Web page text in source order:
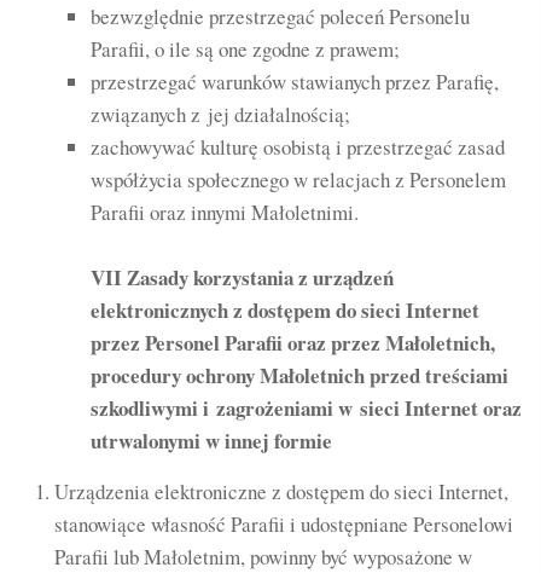
bezwzględnie przestrzegać poleceń Personelu
Parafii, o ile są one zgodne z prawem;
przestrzegać warunków stawianych przez Parafię,
związanych z jej działalnością;
zachowywać kulturę osobistą i przestrzegać zasad
współżycia społecznego w relacjach z Personelem
Parafii oraz innymi Małoletnimi.
VII Zasady korzystania z urządzeń
elektronicznych z dostępem do sieci Internet
przez Personel Parafii oraz przez Małoletnich,
procedury ochrony Małoletnich przed treściami
szkodliwymi i zagrożeniami w sieci Internet oraz
utrwalonymi w innej formie
Urządzenia elektroniczne z dostępem do sieci Internet,
stanowiące własność Parafii i udostępniane Personelowi
Parafii lub Małoletnim, powinny być wyposażone w